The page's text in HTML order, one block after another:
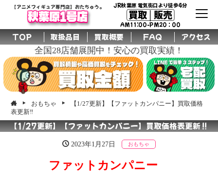
【アニメフィギュア専門店】おたちゅう。
秋葉原1号店
JR秋葉原 電気街口より徒歩4分
買取│販売
AM11:00-PM20：00
TOP 取扱品目 買取概要 FAQ アクセス
全国28店舗展開中！安心の買取実績！
おもちゃ
【1/27更新】【ファットカンパニー】買取価格
表更新‼
【1/27更新】【ファットカンパニー】買取価格表更新‼
2023年1月27日 おもちゃ
ファットカンパニー